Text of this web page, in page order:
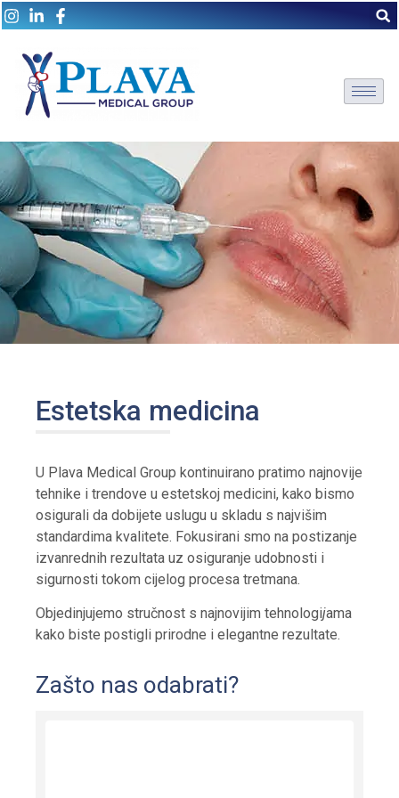
Estetska medicina
U Plava Medical Group kontinuirano pratimo najnovije
tehnike i trendove u estetskoj medicini, kako bismo
osigurali da dobijete uslugu u skladu s najvišim
standardima kvalitete. Fokusirani smo na postizanje
izvanrednih rezultata uz osiguranje udobnosti i
sigurnosti tokom cijelog procesa tretmana.
Objedinjujemo stručnost s najnovijim tehnologijama
kako biste postigli prirodne i elegantne rezultate.
Zašto nas odabrati?